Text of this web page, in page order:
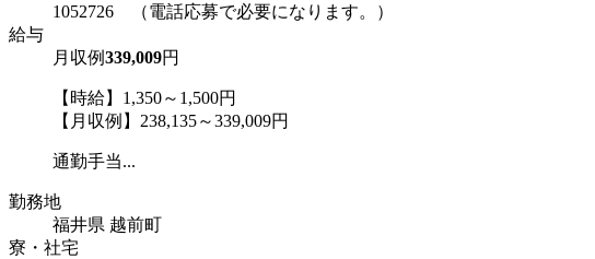
1052726 （電話応募で必要になります。）
給与
月収例339,009円
【時給】1,350～1,500円
【月収例】238,135～339,009円
通勤手当...
勤務地
福井県 越前町
寮・社宅